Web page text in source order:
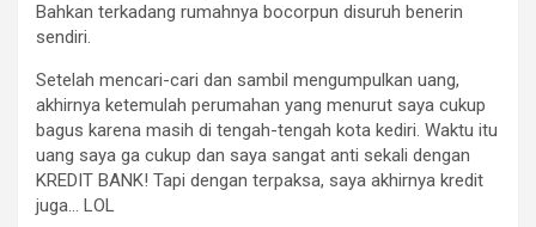
Bahkan terkadang rumahnya bocorpun disuruh benerin
sendiri.
Setelah mencari-cari dan sambil mengumpulkan uang,
akhirnya ketemulah perumahan yang menurut saya cukup
bagus karena masih di tengah-tengah kota kediri. Waktu itu
uang saya ga cukup dan saya sangat anti sekali dengan
KREDIT BANK! Tapi dengan terpaksa, saya akhirnya kredit
juga… LOL